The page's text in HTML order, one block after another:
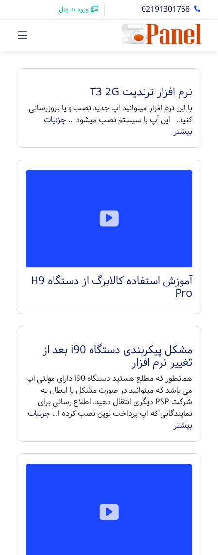
02191301768 ورود به پنل
نرم افزار ترندیت T3 2G
با این نرم افزار میتوانید اپ جدید نصب و یا بروزرسانی
کنید. این آپ با سیستم نصب میشود ...جزئیات
بیشتر
آموزش استفاده کالابرگ از دستگاه H9
Pro
مشکل پیکربندی دستگاه i90 بعد از
تغییر نرم افزار
همانطور که مطلع هستید دستگاه i90 دارای مولتی اپ
می باشد که میتوانید در صورت مشکل یا ابطال به
شرکت PSP دیگری انتقال دهید. اطلاع رسانی برای
نمایندگانی که اپ پرداخت نوین نصب کرده ا...جزئیات
بیشتر